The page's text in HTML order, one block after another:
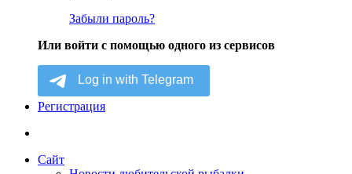
Забыли пароль?
Или войти с помощью одного из сервисов
Регистрация
Сайт